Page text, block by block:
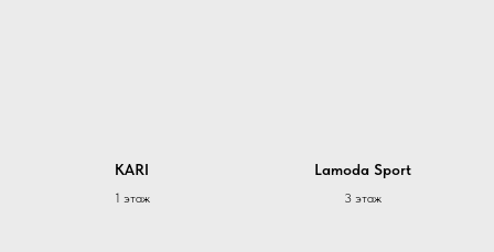
KARI
1 этаж
Lamoda Sport
3 этаж